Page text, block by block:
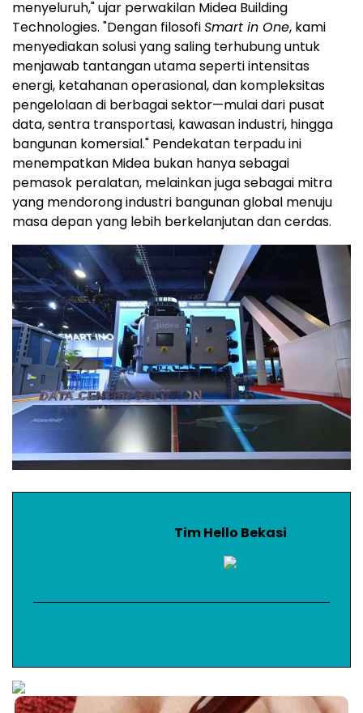
menyeluruh," ujar perwakilan Midea Building
Technologies. "Dengan filosofiSmart in One, kami
menyediakan solusi yang saling terhubung untuk
menjawab tantangan utama seperti intensitas
energi, ketahanan operasional, dan kompleksitas
pengelolaan di berbagai sektor—mulai dari pusat
data, sentra transportasi, kawasan industri, hingga
bangunan komersial." Pendekatan terpadu ini
menempatkan Midea bukan hanya sebagai
pemasok peralatan, melainkan juga sebagai mitra
yang mendorong industri bangunan global menuju
masa depan yang lebih berkelanjutan dan cerdas.
Tim Hello Bekasi